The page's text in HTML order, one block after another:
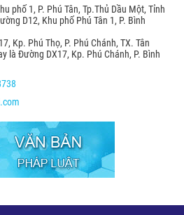
phố 1, P. Phú Tân, Tp.Thủ Dầu Một, Tỉnh
D12, Khu phố Phú Tân 1, P. Bình
Kp. Phú Thọ, P. Phú Chánh, TX. Tân
là Đường DX17, Kp. Phú Chánh, P. Bình